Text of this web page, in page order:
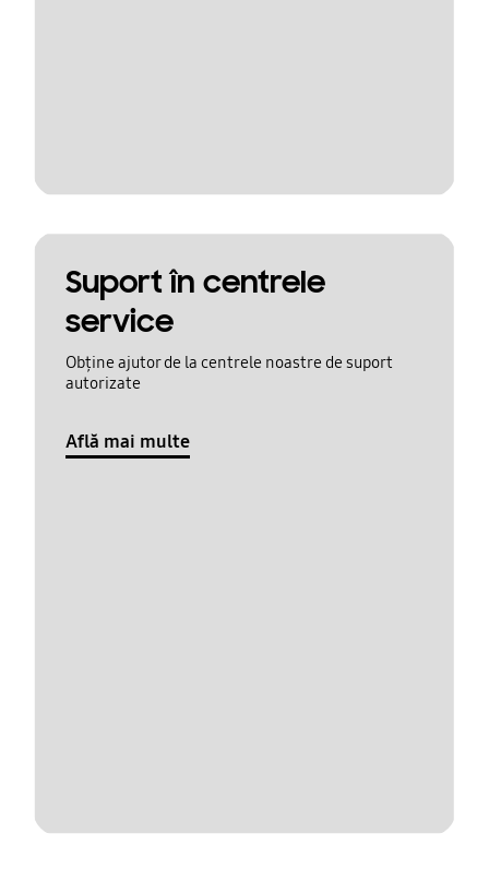
Suport în centrele
service
Obține ajutor de la centrele noastre de suport
autorizate
Află mai multe